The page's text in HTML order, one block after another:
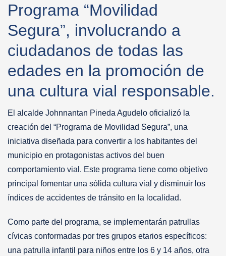
Programa “Movilidad
Segura”, involucrando a
ciudadanos de todas las
edades en la promoción de
una cultura vial responsable.
El alcalde Johnnantan Pineda Agudelo oficializó la
creación del “Programa de Movilidad Segura”, una
iniciativa diseñada para convertir a los habitantes del
municipio en protagonistas activos del buen
comportamiento vial. Este programa tiene como objetivo
principal fomentar una sólida cultura vial y disminuir los
índices de accidentes de tránsito en la localidad.
Como parte del programa, se implementarán patrullas
cívicas conformadas por tres grupos etarios específicos:
una patrulla infantil para niños entre los 6 y 14 años, otra